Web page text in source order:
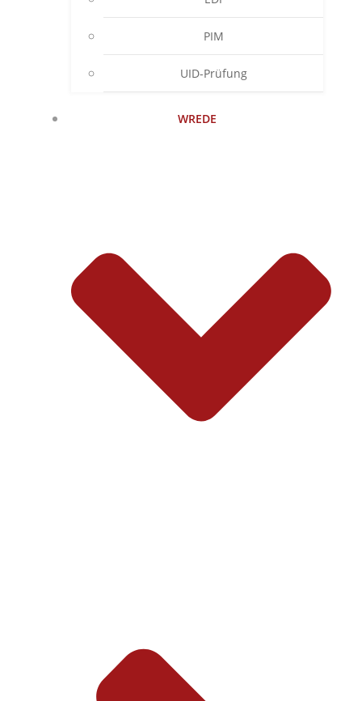
PIM
UID-Prüfung
WREDE